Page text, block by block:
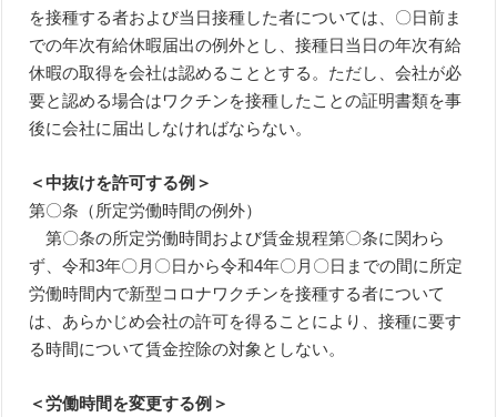
を接種する者および当日接種した者については、〇日前ま
での年次有給休暇届出の例外とし、接種日当日の年次有給
休暇の取得を会社は認めることとする。ただし、会社が必
要と認める場合はワクチンを接種したことの証明書類を事
後に会社に届出しなければならない。
＜中抜けを許可する例＞
第〇条（所定労働時間の例外）
第〇条の所定労働時間および賃金規程第〇条に関わら
ず、令和3年〇月〇日から令和4年〇月〇日までの間に所定
労働時間内で新型コロナワクチンを接種する者について
は、あらかじめ会社の許可を得ることにより、接種に要す
る時間について賃金控除の対象としない。
＜労働時間を変更する例＞